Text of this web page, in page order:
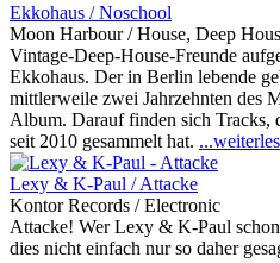
Ekkohaus / Noschool
Moon Harbour / House, Deep
Vintage-Deep-House-Freunde
Ekkohaus. Der in Berlin lebende
mittlerweile zwei Jahrzehnten des
Album. Darauf finden sich Tracks,
seit 2010 gesammelt hat.
Lexy & K-Paul / Attacke
Kontor Records / Electronic
Attacke! Wer Lexy & K-Paul
dies nicht einfach nur so daher